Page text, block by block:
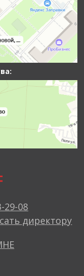
29-08
директору